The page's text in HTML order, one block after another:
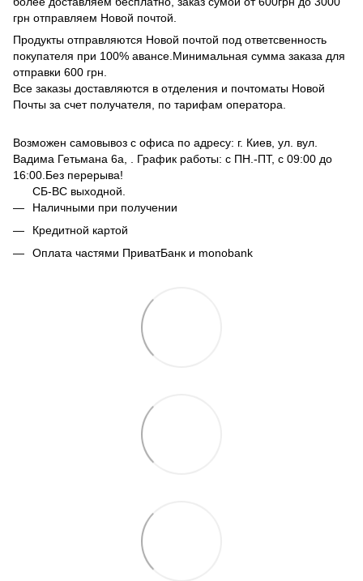
грн отправляем Новой почтой.
Продукты отправляются Новой почтой под ответсвенность
покупателя при 100% авансе.Минимальная сумма заказа для
отправки 600 грн.
Все заказы доставляются в отделения и почтоматы Новой
Почты за счет получателя, по тарифам оператора.
Возможен самовывоз с офиса по адресу: г. Киев, ул. вул.
Вадима Гетьмана 6а, . График работы: с ПН.-ПТ, с 09:00 до
16:00.Без перерыва!
СБ-ВС выходной.
Наличными при получении
Кредитной картой
Оплата частями ПриватБанк и monobank